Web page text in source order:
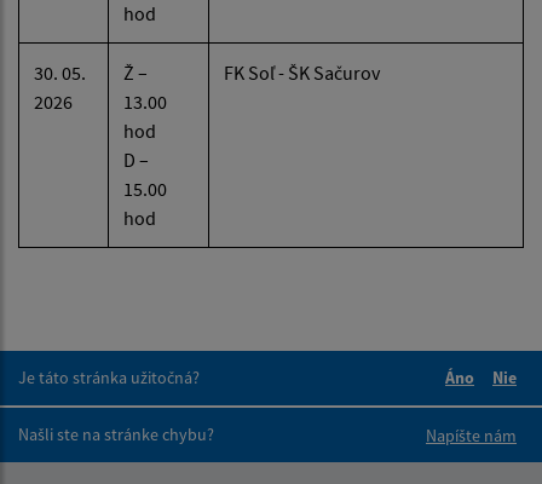
hod
30. 05.
2026
Ž –
13.00
hod
D –
15.00
hod
FK Soľ - ŠK Sačurov
Je táto stránka užitočná?
Áno
Nie
Našli ste na stránke chybu?
Napíšte nám